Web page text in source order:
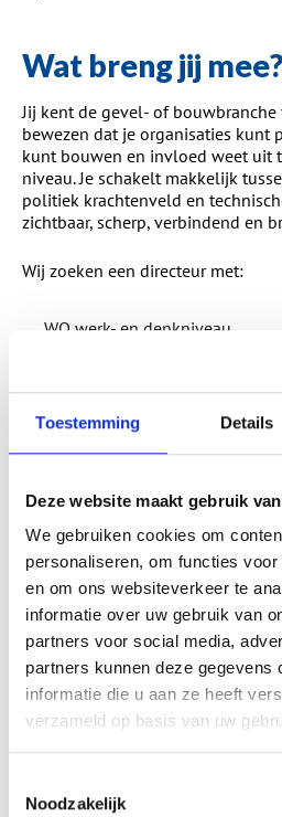
Toestemming Details
Deze website maakt gebruik
We gebruiken cookies om
personaliseren, om functies
en om ons websiteverkeer te
informatie over uw gebruik van
partners voor social media,
partners kunnen deze gegevens
informatie die u aan ze heeft
verzameld op basis van uw
Noodzakelijk
Wat breng jij mee?
Jij kent de gevel- of
bewezen dat je organisaties kunt
kunt bouwen en invloed weet uit
niveau. Je schakelt makkelijk
politiek krachtenveld en
zichtbaar, scherp, verbindend en
Wij zoeken een directeur met:
WO werk- en denkniveau.
Minimaal 5 jaar ervaring in of
Aantoonbare ervaring met
belangenbehartiging en
Inzicht in EU-wetgeving en
regelgeving.
Gevoel voor politieke
Ervaring met woordvoering en
(pré).
Coachende leiderschapsstijl en
aansturen van professionals.
Affiniteit met het werken
en de dynamiek van collectieve
Wat kenmerkt
Strategisch én commercieel
Politiek sensitief en